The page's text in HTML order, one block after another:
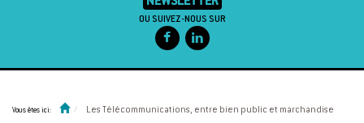
OU SUIVEZ-NOUS SUR
Vous êtes ici: Les Télécommunications, entre bien public et marchandise